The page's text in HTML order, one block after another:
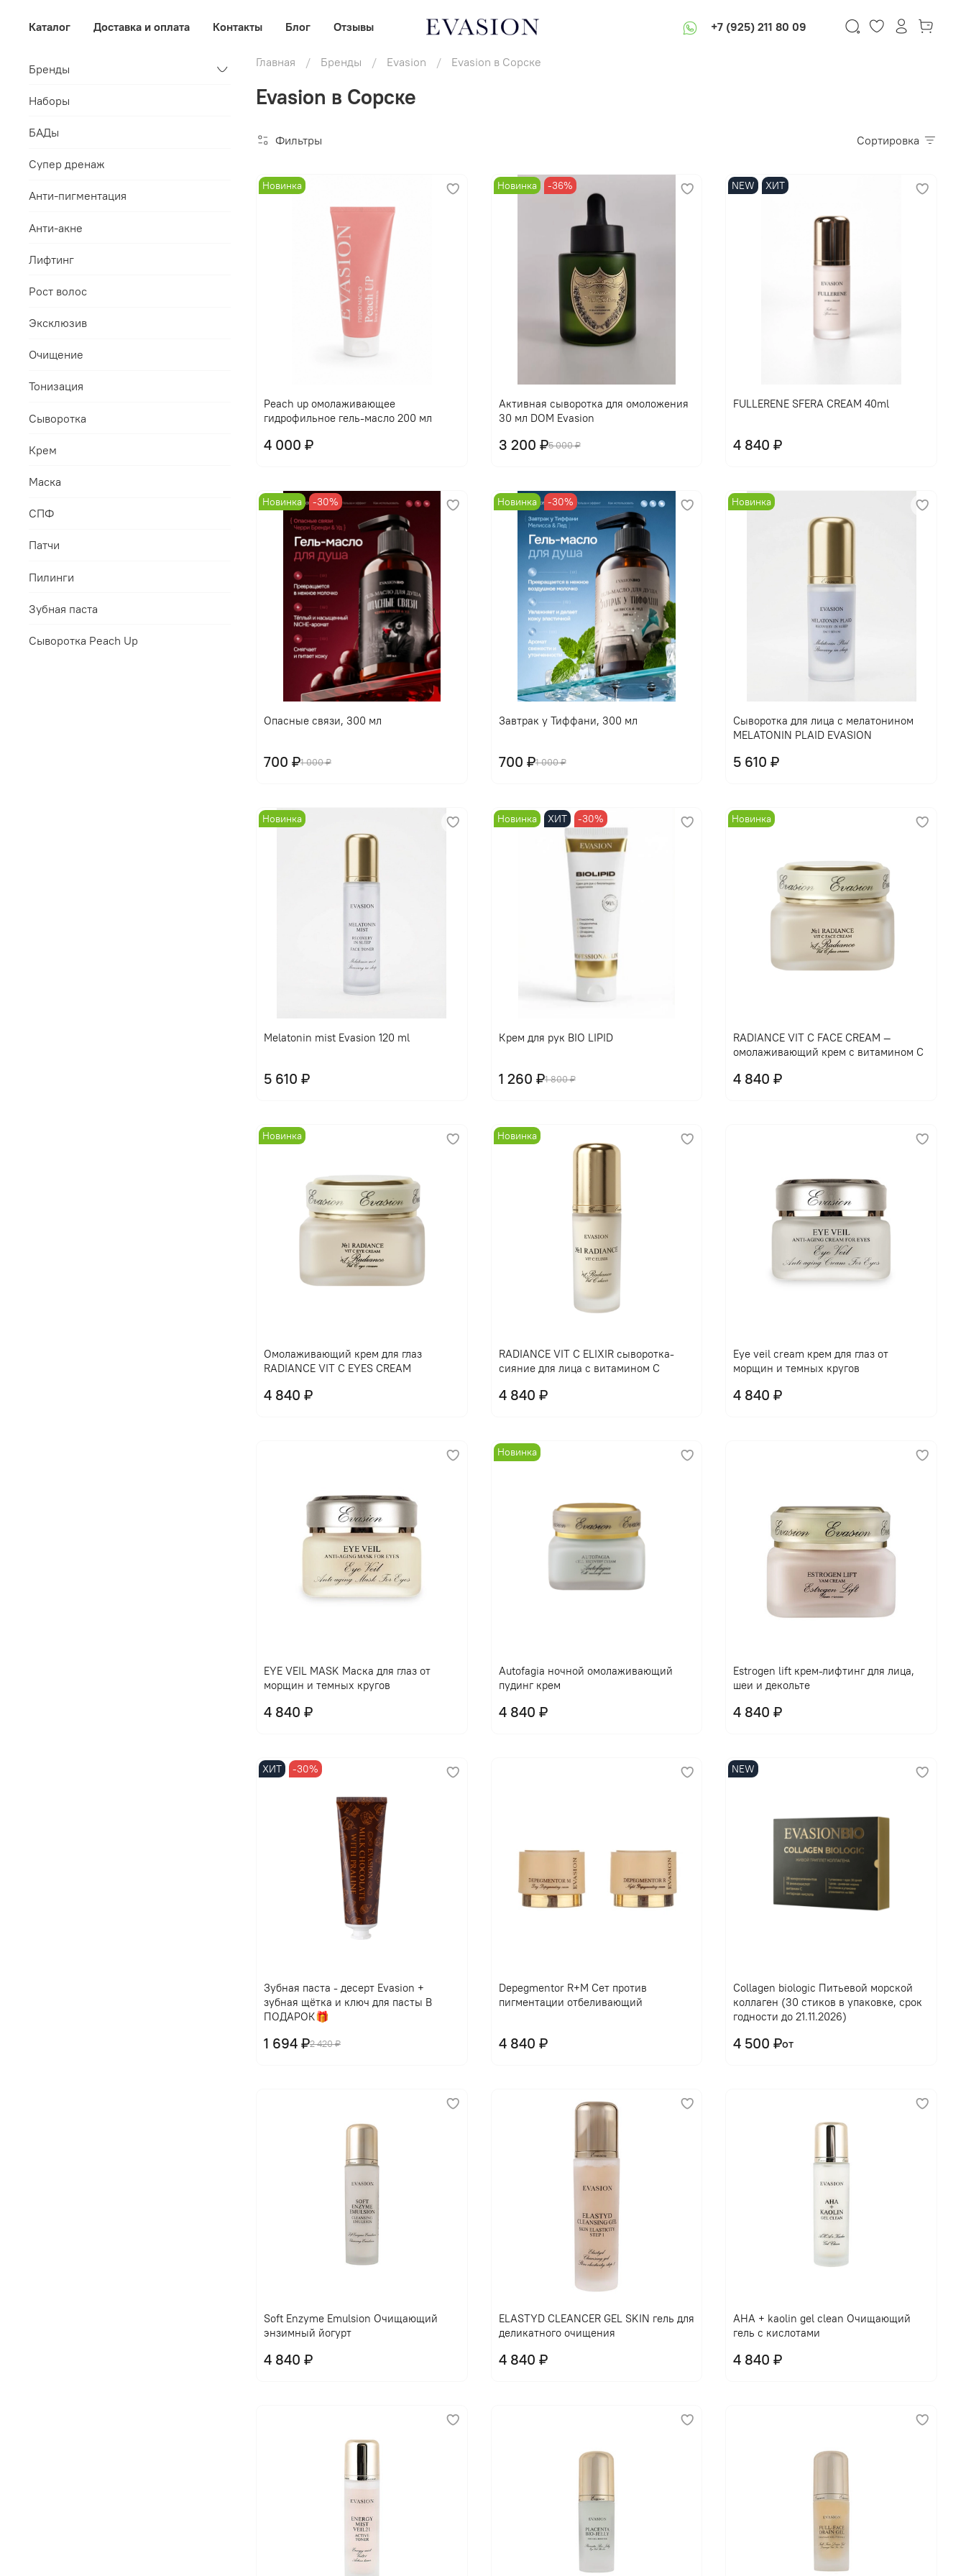
Каталог Доставка и оплата Контакты Блог Отзывы +7 (925) 211 80 09
Главная Бренды Evasion Evasion в Сорске
Evasion в Сорске
Фильтры Сортировка
Новинка
Peach up омолаживающее
гидрофильное гель-масло 200 мл
4 000 ₽
В корзину
Новинка -36%
Активная сыворотка для омоложения
30 мл DOM Evasion
5 000 ₽
3 200 ₽
NEW ХИТ
FULLERENE SFERA CREAM 40ml
4 840 ₽
В корзину
Новинка -30%
Опасные связи, 300 мл
1 000 ₽
700 ₽
В корзину
Новинка -30%
Завтрак у Тиффани, 300 мл
1 000 ₽
700 ₽
В корзину
Новинка
Сыворотка для лица с мелатонином
MELATONIN PLAID EVASION
5 610 ₽
В корзину
Новинка
Melatonin mist Evasion 120 ml
5 610 ₽
В корзину
Новинка ХИТ -30%
Крем для рук BIO LIPID
1 800 ₽
1 260 ₽
В корзину
Новинка
RADIANCE VIT C FACE CREAM —
омолаживающий крем с витамином С
4 840 ₽
В корзину
Новинка
Омолаживающий крем для глаз
RADIANCE VIT C EYES CREAM
4 840 ₽
Новинка
RADIANCE VIT C ELIXIR сыворотка-
сияние для лица с витамином С
4 840 ₽
В корзину
Eye veil cream крем для глаз от
морщин и темных кругов
4 840 ₽
EYE VЕIL MASK Маска для глаз от
морщин и темных кругов
4 840 ₽
Новинка
Autofagia ночной омолаживающий
пудинг крем
4 840 ₽
В корзину
Еstrogen lift крем-лифтинг для лица,
шеи и декольте
4 840 ₽
ХИТ -30%
Зубная паста - десерт Evasion +
зубная щётка и ключ для пасты В
ПОДАРОК🎁
2 420 ₽
1 694 ₽
Depegmentor R+M Сет против
пигментации отбеливающий
4 840 ₽
NEW
Collagen biologic Питьевой морской
коллаген (30 стиков в упаковке, срок
годности до 21.11.2026)
от
4 500 ₽
Soft Enzyme Emulsion Очищающий
энзимный йогурт
4 840 ₽
В корзину
ELASTYD CLEANCER GEL SKIN гель для
деликатного очищения
4 840 ₽
AHA + kaolin gel clean Очищающий
гель с кислотами
4 840 ₽
В корзину В корзину В корзину
Бренды
Наборы
БАДы
Супер дренаж
Анти-пигментация
Анти-акне
Лифтинг
Рост волос
Эксклюзив
Очищение
Тонизация
Сыворотка
Крем
Маска
СПФ
Патчи
Пилинги
Зубная паста
Сыворотка Peach Up